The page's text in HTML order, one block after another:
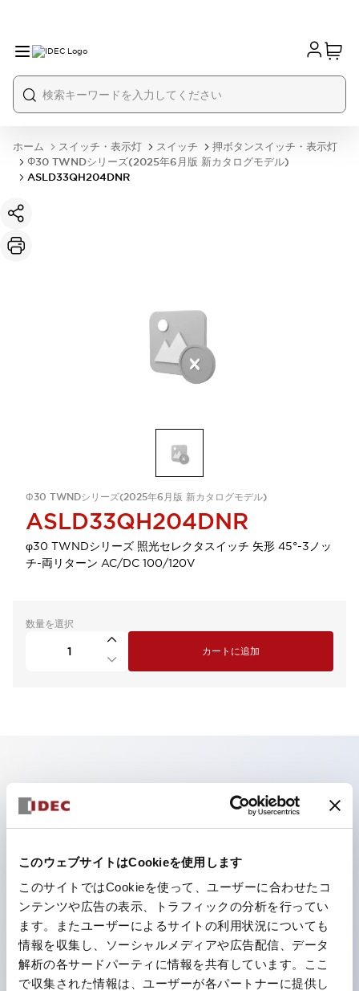
このウェブサイトはCookieを使用します
このサイトではCookieを使って、ユーザーに合わせたコ
ンテンツや広告の表示、トラフィックの分析を行ってい
ます。またユーザーによるサイトの利用状況についても
情報を収集し、ソーシャルメディアや広告配信、データ
解析の各サードパーティに情報を共有しています。ここ
で収集された情報は、ユーザーが各パートナーに提供し
ホーム スイッチ・表示灯 スイッチ
押ボタンスイッチ・表示灯
Φ30 TWNDシリーズ(2025年6月版 新カタログモデル)
ASLD33QH204DNR
Φ30 TWNDシリーズ(2025年6月版 新カタログモデル)
ASLD33QH204DNR
φ30 TWNDシリーズ 照光セレクタスイッチ 矢形 45°-3ノッ
チ-両リターン AC/DC 100/120V
数量を選択
カートに追加
主な特長
照光ユニットの低電圧タイプ（6～24Vタイプ）は
2026年1月より新カタログモデルの製品に順次切り替え
予定
パネルへの取付強度が要求される用途や北米向け機械な
どに適した亜鉛ダイカストタイプ
フィンガープロテクション構造、ねじアップ端子構造、
保護構造IP20に対応したHW-U形コンタクトブロック